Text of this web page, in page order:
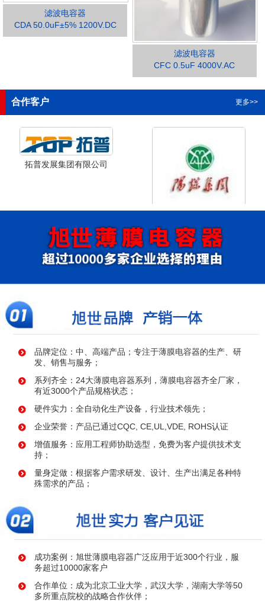
滤波电容器
CDA 50.0uF±5% 1200V.DC
滤波电容器
CFC 0.5uF 4000V.AC
合作客户 更多>>
拓普发展集团有限公司
山西省阳泉市阳泉煤业集团
品牌定位：中、高端产品；专注于薄膜电容器的生产、研
发、销售与服务；
系列齐全：24大薄膜电容器系列，薄膜电容器齐全厂家，
有近3000个产品规格状态；
硬件实力：全自动化生产设备，行业技术领先；
企业荣誉：产品已通过CQC, CE,UL,VDE, ROHS认证
增值服务：应用工程师协助选型，免费为客户提供技术支
持；
量身定做：根据客户需求研发、设计、生产出满足各种特
殊需求的产品；
成功案例：旭世薄膜电容器广泛应用于近300个行业，服
务超过10000家客户
合作单位：成为北京工业大学，武汉大学，湖南大学等50
多所重点院校的战略合作伙伴；